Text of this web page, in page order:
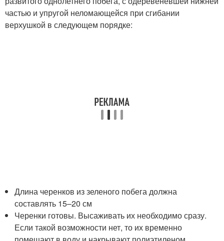
частью и упругой неломающейся при сгибании
верхушкой в следующем порядке:
Длина черенков из зеленого побега должна
составлять 15–20 см
Черенки готовы. Высаживать их необходимо сразу.
Если такой возможности нет, то их временно